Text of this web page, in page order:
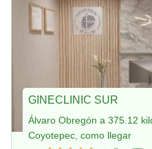
GINECLINIC SUR
Álvaro Obregón a 375.12
Coyotepec, como llegar